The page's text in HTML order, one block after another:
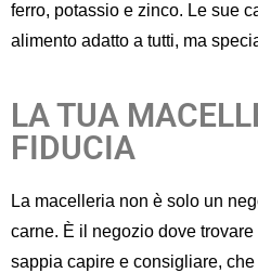
ferro, potassio e zinco. Le sue
alimento adatto a tutti, ma
LA TUA
FIDUCIA
La macelleria non è solo un
carne. È il negozio dove trovare
sappia capire e consigliare, che